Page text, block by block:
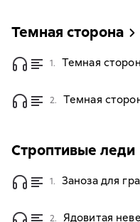
Темная сторона
1. Темная
2. Темная
Строптивые леди
1. Заноза для
2. Ядовитая